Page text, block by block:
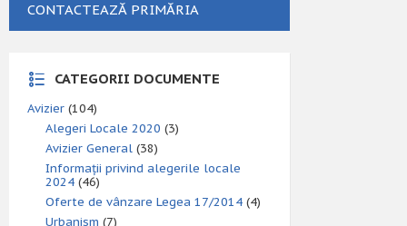
CONTACTEAZĂ PRIMĂRIA
CATEGORII DOCUMENTE
Avizier (104)
Alegeri Locale 2020 (3)
Avizier General (38)
Informații privind alegerile locale
2024 (46)
Oferte de vânzare Legea 17/2014 (4)
Urbanism (7)